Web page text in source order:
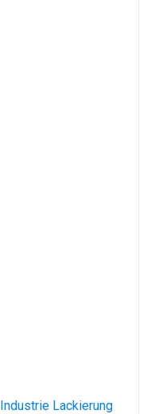
Industrie Lackierung